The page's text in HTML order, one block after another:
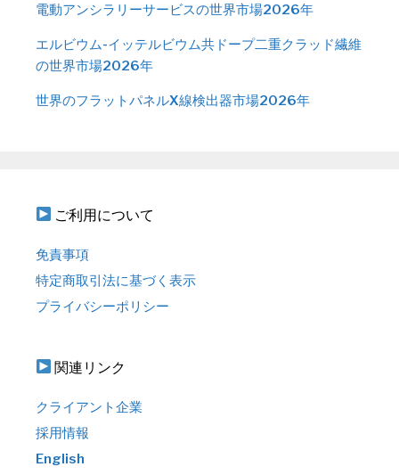
電動アンシラリーサービスの世界市場2026年
エルビウム-イッテルビウム共ドープ二重クラッド繊維
の世界市場2026年
世界のフラットパネルX線検出器市場2026年
ご利用について
免責事項
特定商取引法に基づく表示
プライバシーポリシー
関連リンク
クライアント企業
採用情報
English